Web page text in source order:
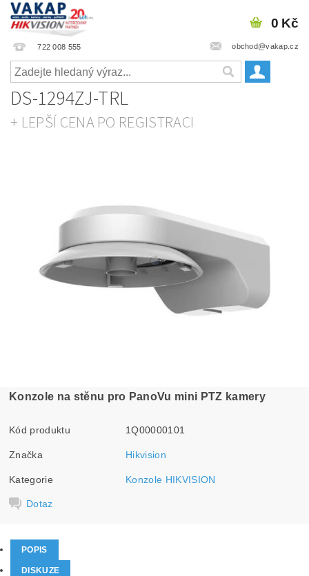
722 008 555 obchod@vakap.cz
0 Kč
DS-1294ZJ-TRL
+ LEPŠÍ CENA PO REGISTRACI
Konzole na stěnu pro PanoVu mini PTZ kamery
Kód produktu 1Q00000101
Značka Hikvision
Kategorie Konzole HIKVISION
Dotaz
POPIS
DISKUZE